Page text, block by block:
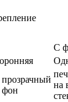
С
прозрачный
фон
на